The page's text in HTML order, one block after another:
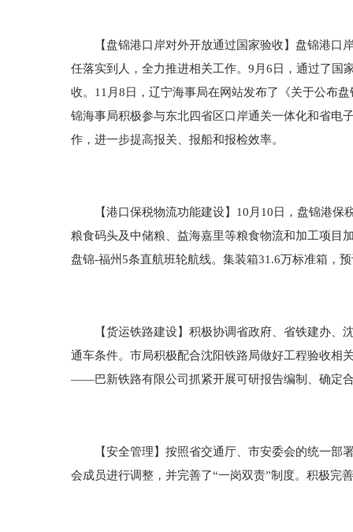
【盘锦港口岸对外开放通过国家验收】盘锦港口岸
任落实到人，全力推进相关工作。9月6日，通过了国
收。11月8日，辽宁海事局在网站发布了《关于公布
锦海事局积极参与东北四省区口岸通关一体化和省电
作，进一步提高报关、报船和报检效率。
【港口保税物流功能建设】10月10日，盘锦港保
粮食码头及中储粮、益海嘉里等粮食物流和加工项目
盘锦-福州5条直航班轮航线。集装箱31.6万标准箱，
【货运铁路建设】积极协调省政府、省铁建办、沈
通车条件。市局积极配合沈阳铁路局做好工程验收相
——巴新铁路有限公司抓紧开展可研报告编制、确定
【安全管理】按照省交通厅、市安委会的统一部署
会成员进行调整，并完善了“一岗双责”制度。积极完